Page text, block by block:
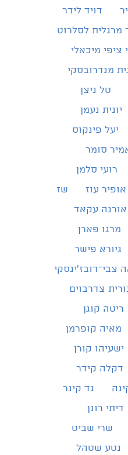
דויד לידר
מרגלית לסלרוט
ציפי מיכאלי
מנדרובסקי
טל ניצן
יונית נעמן
יעל פינקוס
סומר
רועי סלמן
אופיר עוז
שז
אורנה עקאד
מרגו פארן
גיורא פישר
צבי־דובז׳ינסקי
צדרבוים
ריטה קוגן
מאיה קופרמן
ישעיהו קורן
דקלה קידר
גד קינר
דיתי רונן
שרי שביט
נטע שטהל